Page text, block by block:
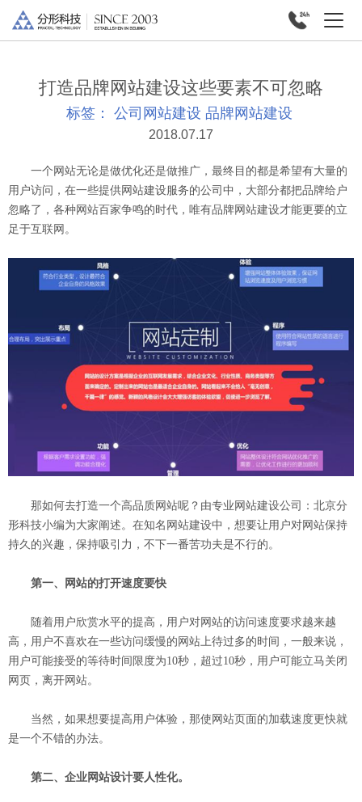
打造品牌网站建设这些要素不可忽略
标签： 公司网站建设 品牌网站建设
2018.07.17
一个网站无论是做优化还是做推广，最终目的都是希望有大量的
用户访问，在一些提供网站建设服务的公司中，大部分都把品牌给户
忽略了，各种网站百家争鸣的时代，唯有品牌网站建设才能更要的立
足于互联网。
那如何去打造一个高品质网站呢？由专业网站建设公司：北京分
形科技小编为大家阐述。在知名网站建设中，想要让用户对网站保持
持久的兴趣，保持吸引力，不下一番苦功夫是不行的。
第一、网站的打开速度要快
随着用户欣赏水平的提高，用户对网站的访问速度要求越来越
高，用户不喜欢在一些访问缓慢的网站上待过多的时间，一般来说，
用户可能接受的等待时间限度为10秒，超过10秒，用户可能立马关闭
网页，离开网站。
当然，如果想要提高用户体验，那使网站页面的加载速度更快就
是一个不错的办法。
第二、企业网站设计要人性化。